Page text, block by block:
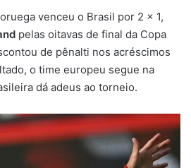
venceu o Brasil por 2 x 1,
pelas oitavas de final da Copa
de pênalti nos acréscimos
o time europeu segue na
dá adeus ao torneio.